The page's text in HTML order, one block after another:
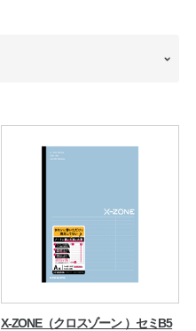
SDGsと未来
お知らせ
プライバシーポリシー
X-ZONE（クロスゾーン ）セミB5